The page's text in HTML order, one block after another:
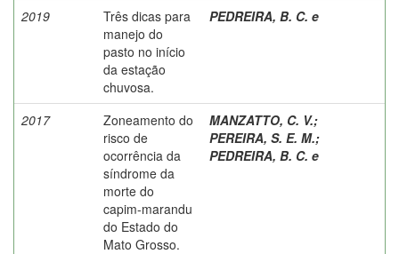
2019
Três dicas para
manejo do
pasto no início
da estação
chuvosa.
PEDREIRA, B. C. e
2017
Zoneamento do
risco de
ocorrência da
síndrome da
morte do
capim-marandu
do Estado do
Mato Grosso.
MANZATTO, C. V.;
PEREIRA, S. E. M.;
PEDREIRA, B. C. e